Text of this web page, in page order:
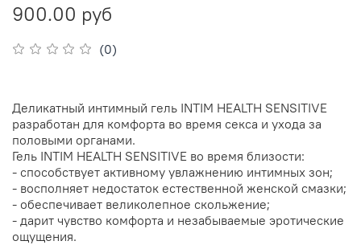
(0)
900.00 руб
Деликатный интимный гель INTIM HEALTH SENSITIVE
разработан для комфорта во время секса и ухода за
половыми органами.
Гель INTIM HEALTH SENSITIVE во время близости:
- способствует активному увлажнению интимных зон;
- восполняет недостаток естественной женской смазки;
- обеспечивает великолепное скольжение;
- дарит чувство комфорта и незабываемые эротические
ощущения.